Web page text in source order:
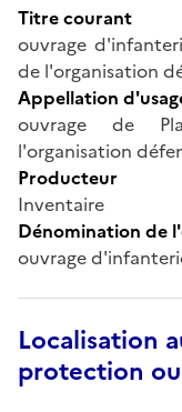
Titre courant
ouvrage
de l'organisation
Appellation
ouvrage de
l'organisation
Producteur
Inventaire
Dénomination de
ouvrage
Localisation
protection